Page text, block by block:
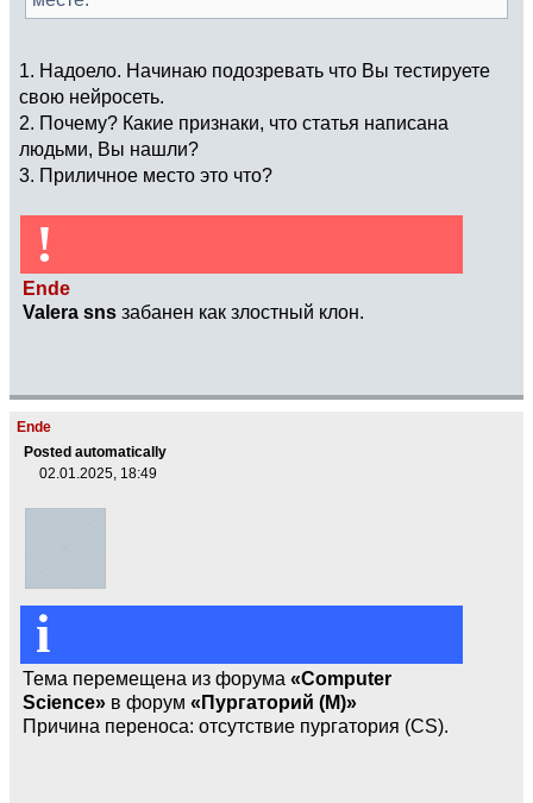
1. Надоело. Начинаю подозревать что Вы тестируете
свою нейросеть.
2. Почему? Какие признаки, что статья написана
людьми, Вы нашли?
3. Приличное место это что?
!
Ende
Valera sns забанен как злостный клон.
Ende
Posted automatically
02.01.2025, 18:49
i
Тема перемещена из форума «Computer
Science» в форум «Пургаторий (М)»
Причина переноса: отсутствие пургатория (CS).